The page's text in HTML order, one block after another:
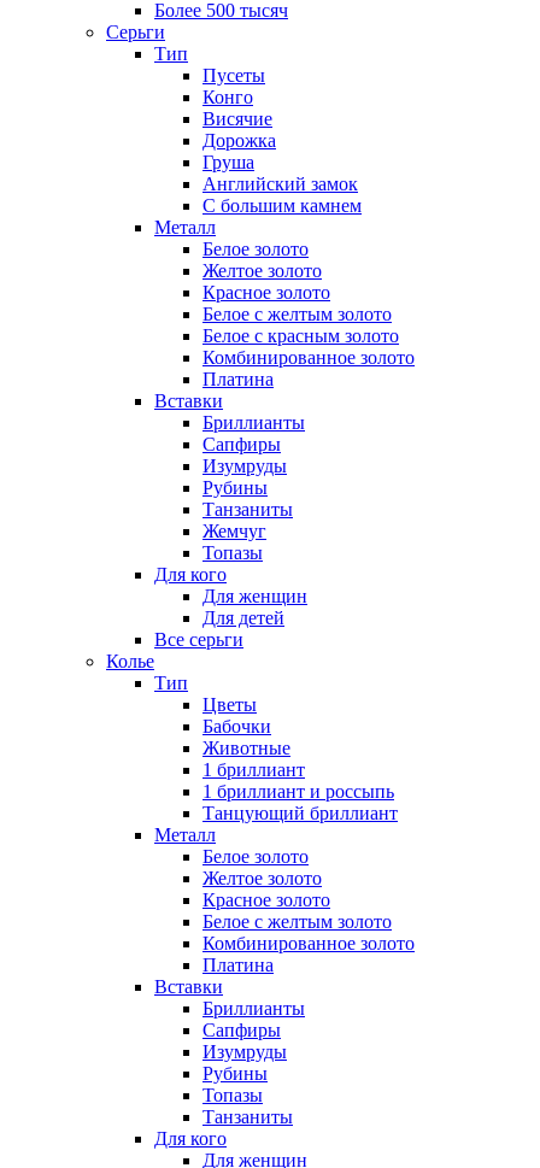
Более 500 тысяч
Серьги
Тип
Пусеты
Конго
Висячие
Дорожка
Груша
Английский замок
С большим камнем
Металл
Белое золото
Желтое золото
Красное золото
Белое с желтым золото
Белое с красным золото
Комбинированное золото
Платина
Вставки
Бриллианты
Сапфиры
Изумруды
Рубины
Танзаниты
Жемчуг
Топазы
Для кого
Для женщин
Для детей
Все серьги
Колье
Тип
Цветы
Бабочки
Животные
1 бриллиант
1 бриллиант и россыпь
Танцующий бриллиант
Металл
Белое золото
Желтое золото
Красное золото
Белое с желтым золото
Комбинированное золото
Платина
Вставки
Бриллианты
Сапфиры
Изумруды
Рубины
Топазы
Танзаниты
Для кого
Для женщин